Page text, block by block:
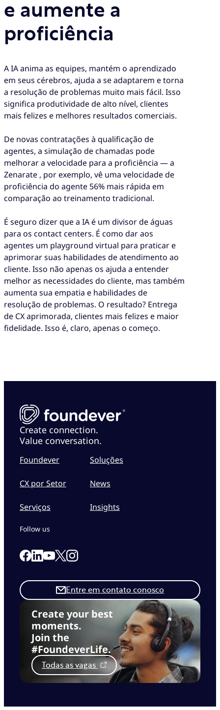
e aumente a
proficiência
A IA anima as equipes, mantém o aprendizado
em seus cérebros, ajuda a se adaptarem e torna
a resolução de problemas muito mais fácil. Isso
significa produtividade de alto nível, clientes
mais felizes e melhores resultados comerciais.
De novas contratações à qualificação de
agentes, a simulação de chamadas pode
melhorar a velocidade para a proficiência — a
Zenarate , por exemplo, vê uma velocidade de
proficiência do agente 56% mais rápida em
comparação ao treinamento tradicional.
É seguro dizer que a IA é um divisor de águas
para os contact centers. É como dar aos
agentes um playground virtual para praticar e
aprimorar suas habilidades de atendimento ao
cliente. Isso não apenas os ajuda a entender
melhor as necessidades do cliente, mas também
aumenta sua empatia e habilidades de
resolução de problemas. O resultado? Entrega
de CX aprimorada, clientes mais felizes e maior
fidelidade. Isso é, claro, apenas o começo.
Create connection.
Value conversation.
Foundever
CX por Setor
Serviços
Soluções
News
Insights
Create your best
moments.
Join the
#FoundeverLife.
Todas as vagas
Entre em contato conosco
Follow us
Link to our Facebook page
Link to our Linkedin page
Link to our Youtube page
Link to our X page
Link to our Instagram page